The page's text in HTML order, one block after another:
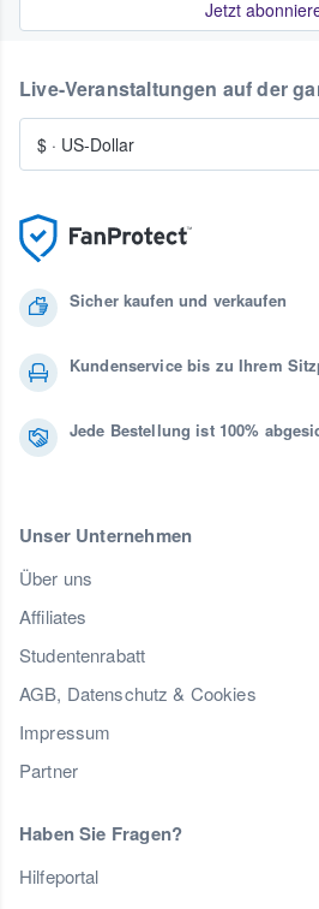
Jetzt
Sicher kaufen und verkaufen
Kundenservice bis zu Ihrem
Jede Bestellung ist 100%
Unser Unternehmen
Über uns
Affiliates
Studentenrabatt
AGB, Datenschutz & Cookies
Impressum
Partner
Haben Sie Fragen?
Hilfeportal
Live-Veranstaltungen auf der
$ · US-Dollar